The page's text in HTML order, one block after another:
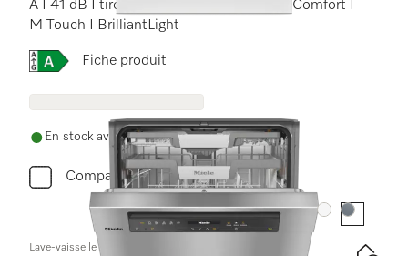
A I 41 dB I tiroir à couverts I paniers MaxiComfort I
M Touch I BrilliantLight
Online Label Flag, Étiquette énergétique
Fiche produit
En stock avec livraison gratuite
Comparer
Couleur:Couleur:
Lave-vaisselle encastrable